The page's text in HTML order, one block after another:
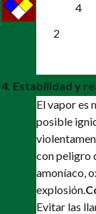
4
2
4. Estabilidad y
El vapor es
posible
con peligro
amoníaco,
explosión.
Evitar las